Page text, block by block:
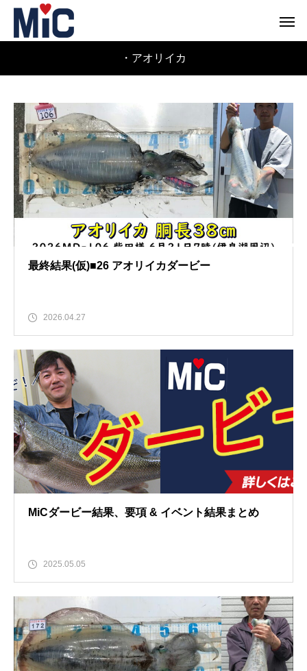
・アオリイカ
最終結果(仮)■26 アオリイカダービー
2026.04.27
MiCダービー結果、要項 & イベント結果まとめ
2025.05.05